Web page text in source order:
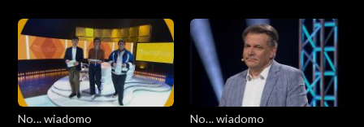
No... wiadomo
No... wiadomo